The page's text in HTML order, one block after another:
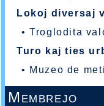
Lokoj diversaj
•Troglodita
Turo kaj ties
• Muzeo de
Membrejo